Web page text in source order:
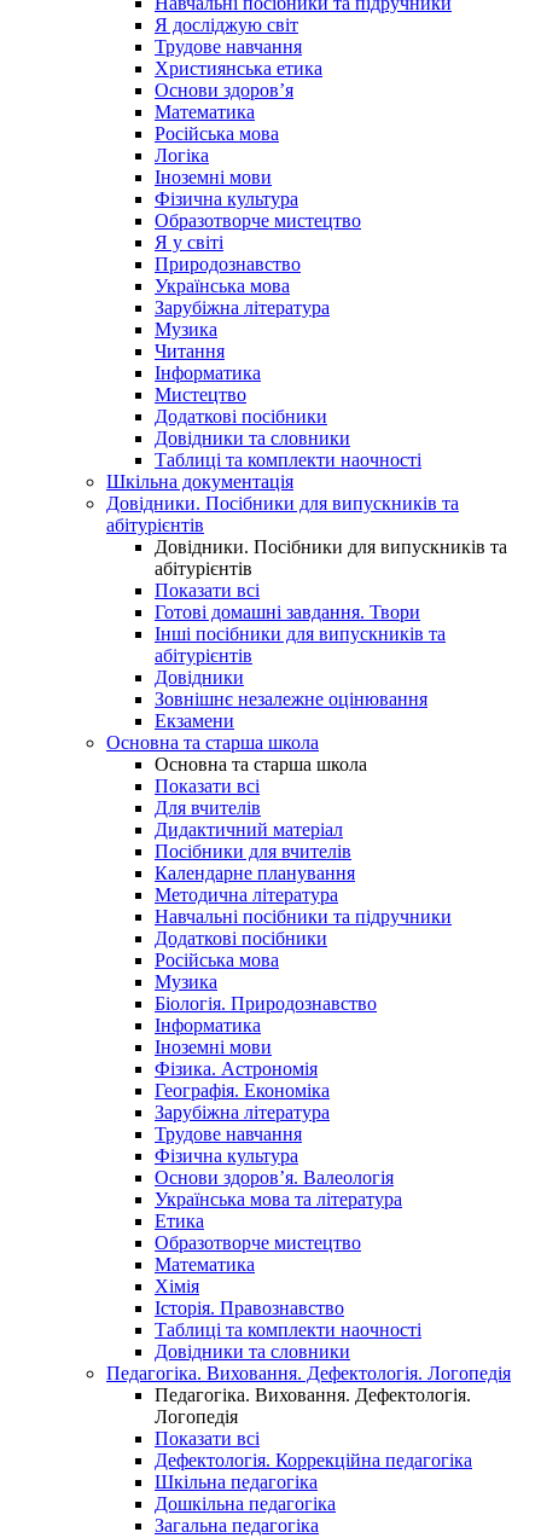
Я досліджую світ
Трудове навчання
Християнська етика
Основи здоров’я
Математика
Російська мова
Логіка
Іноземні мови
Фізична культура
Образотворче мистецтво
Я у світі
Природознавство
Українська мова
Зарубіжна література
Музика
Читання
Інформатика
Мистецтво
Додаткові посібники
Довідники та словники
Таблиці та комплекти наочності
Шкільна документація
Довідники. Посібники для випускників та
абітурієнтів
Довідники. Посібники для випускників та
абітурієнтів
Показати всі
Готові домашні завдання. Твори
Інші посібники для випускників та
абітурієнтів
Довідники
Зовнішнє незалежне оцінювання
Екзамени
Основна та старша школа
Основна та старша школа
Показати всі
Для вчителів
Дидактичний матеріал
Посібники для вчителів
Календарне планування
Методична література
Навчальні посібники та підручники
Додаткові посібники
Російська мова
Музика
Біологія. Природознавство
Інформатика
Іноземні мови
Фізика. Астрономія
Географія. Економіка
Зарубіжна література
Трудове навчання
Фізична культура
Основи здоров’я. Валеологія
Українська мова та література
Етика
Образотворче мистецтво
Математика
Хімія
Історія. Правознавство
Таблиці та комплекти наочності
Довідники та словники
Педагогіка. Виховання. Дефектологія. Логопедія
Педагогіка. Виховання. Дефектологія.
Логопедія
Показати всі
Дефектологія. Коррекційна педагогіка
Шкільна педагогіка
Дошкільна педагогіка
Загальна педагогіка